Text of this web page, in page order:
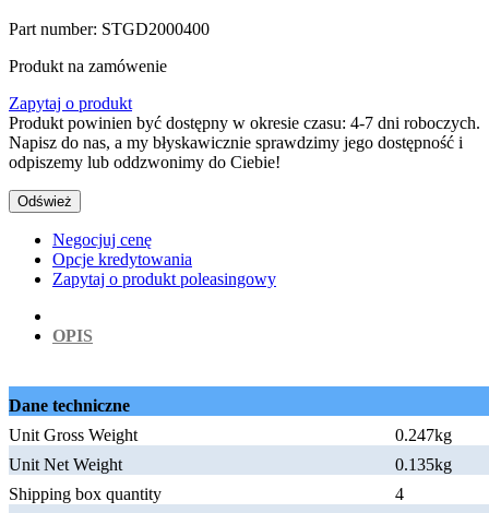
Part number: STGD2000400
Produkt na zamówenie
Zapytaj o produkt
Produkt powinien być dostępny w okresie czasu: 4-7 dni roboczych.
Napisz do nas, a my błyskawicznie sprawdzimy jego dostępność i
odpiszemy lub oddzwonimy do Ciebie!
Negocjuj cenę
Opcje kredytowania
Zapytaj o produkt poleasingowy
OPIS
Dane techniczne
Unit Gross Weight
0.247kg
Unit Net Weight
0.135kg
Shipping box quantity
4